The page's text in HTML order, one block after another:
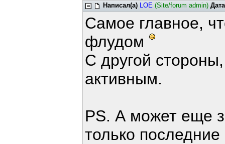
Написал(а) LOE (Site/forum admin) Дата
Самое главное,
флудом
С другой
активным.
PS. А может еще
только